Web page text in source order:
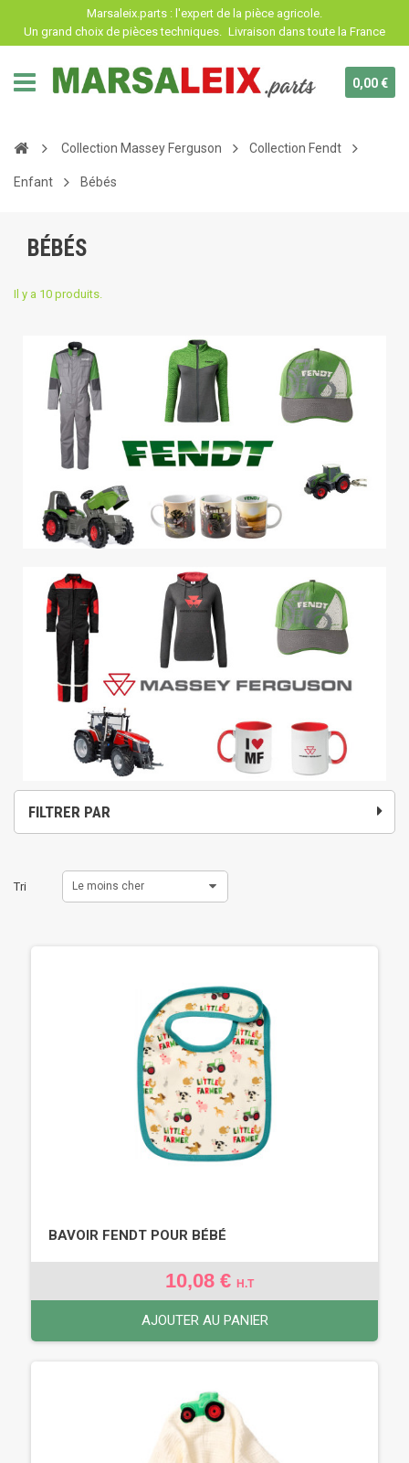
Marsaleix.parts : l'expert de la pièce agricole.
Un grand choix de pièces techniques. Livraison dans toute la France
0,00 €
Collection Massey Ferguson Collection Fendt
Enfant Bébés
BÉBÉS
Il y a 10 produits.
FILTRER PAR
Tri Le moins cher
BAVOIR FENDT POUR BÉBÉ
10,08 € H.T
AJOUTER AU PANIER
Panneau de gestion des cookies